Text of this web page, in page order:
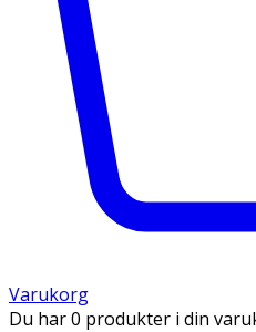
Varukorg
Du har 0 produkter i din